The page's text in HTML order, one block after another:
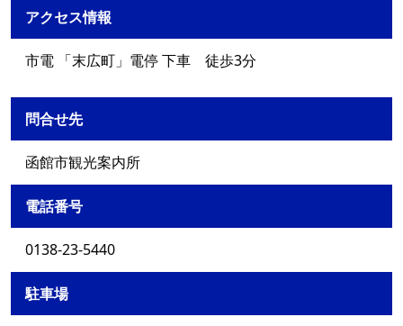
アクセス情報
市電 「末広町」電停 下車 徒歩3分
問合せ先
函館市観光案内所
電話番号
0138-23-5440
駐車場